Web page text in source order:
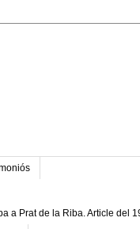
a Prat de la Riba. Article del